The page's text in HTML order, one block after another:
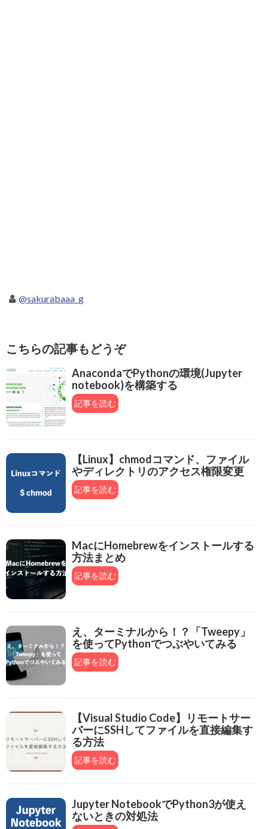
@sakurabaaa_g
こちらの記事もどうぞ
AnacondaでPythonの環境(Jupyter
notebook)を構築する
記事を読む
【Linux】chmodコマンド、ファイル
やディレクトリのアクセス権限変更
記事を読む
MacにHomebrewをインストールする
方法まとめ
記事を読む
え、ターミナルから！？「Tweepy」
を使ってPythonでつぶやいてみる
記事を読む
【Visual Studio Code】リモートサー
バーにSSHしてファイルを直接編集す
る方法
記事を読む
Jupyter NotebookでPython3が使え
ないときの対処法